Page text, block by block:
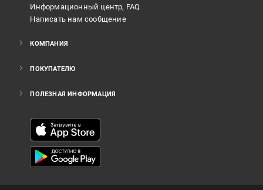
Информационный центр, FAQ
Написать нам сообщение
КОМПАНИЯ
ПОКУПАТЕЛЮ
ПОЛЕЗНАЯ ИНФОРМАЦИЯ